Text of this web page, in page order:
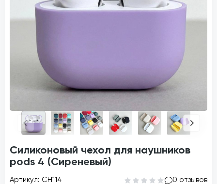
Силиконовый чехол для наушников
pods 4 (Сиреневый)
Артикул: CH114 0 отзывов